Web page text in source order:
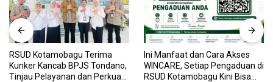
RSUD Kotamobagu Terima
Kunker Kancab BPJS Tondano,
Tinjau Pelayanan dan Perkuat
Ini Manfaat dan Cara Akses
WINCARE, Setiap Pengaduan di
RSUD Kotamobagu Kini Bisa